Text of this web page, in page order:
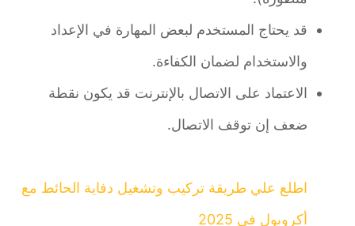
قد يحتاج المستخدم لبعض المهارة في الإعداد
والاستخدام لضمان الكفاءة.
الاعتماد على الاتصال بالإنترنت قد يكون نقطة
ضعف إن توقف الاتصال.
اطلع علي طريقة تركيب وتشغيل دفاية الحائط مع
أكروبول في 2025